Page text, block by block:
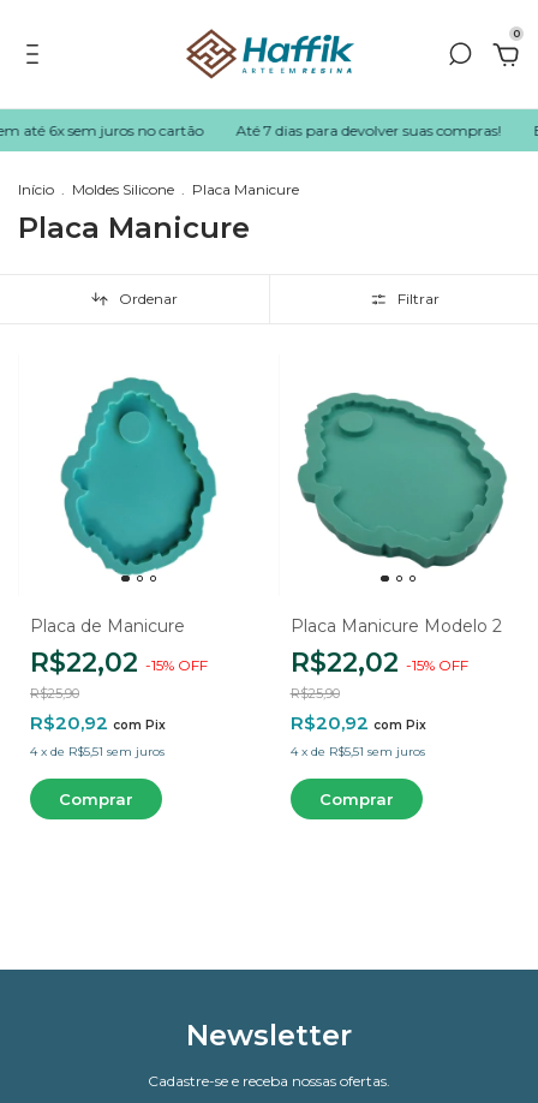
0
até 6x sem juros no cartão Até 7 dias para devolver suas compras!
Início . Moldes Silicone . Placa Manicure
Placa Manicure
Ordenar Filtrar
Placa de Manicure
R$22,02 -15% OFF
R$25,90
R$20,92 com Pix
4 x de R$5,51 sem juros
Placa Manicure Modelo 2
R$22,02 -15% OFF
R$25,90
R$20,92 com Pix
4 x de R$5,51 sem juros
Newsletter
Cadastre-se e receba nossas ofertas.